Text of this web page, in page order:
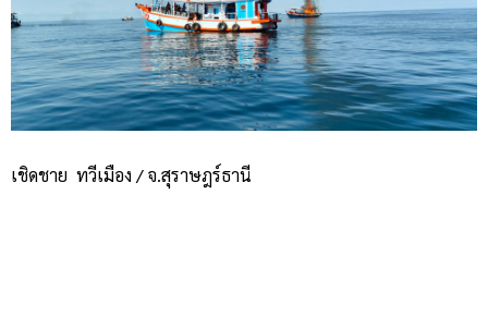
เชิดชาย ทวีเมือง / จ.สุราษฎร์ธานี